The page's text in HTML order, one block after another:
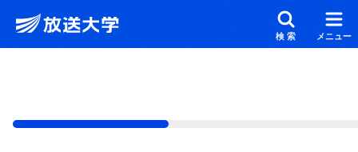
メインコンテンツにスキップ
検索 メニュー